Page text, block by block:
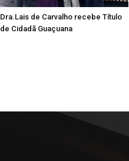
Dra.Lais de Carvalho recebe Título
de Cidadã Guaçuana